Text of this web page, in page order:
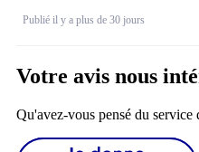
Publié il y a plus de 30 jours
Votre avis nous
Qu'avez-vous pensé du service